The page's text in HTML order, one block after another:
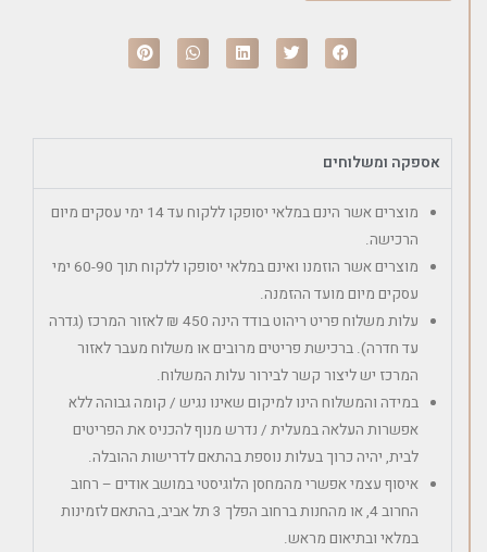
אספקה ומשלוחים
מוצרים אשר הינם במלאי יסופקו ללקוח עד 14 ימי עסקים מיום
הרכישה.
מוצרים אשר הוזמנו ואינם במלאי יסופקו ללקוח תוך 60-90 ימי
עסקים מיום מועד ההזמנה.
עלות משלוח פריט ריהוט בודד הינה 450 ₪ לאזור המרכז (גדרה
עד חדרה). ברכישת פריטים מרובים או משלוח מעבר לאזור
המרכז יש ליצור קשר לבירור עלות המשלוח.
במידה והמשלוח הינו למיקום שאינו נגיש / קומה גבוהה ללא
אפשרות העלאה במעלית / נדרש מנוף להכניס את הפריטים
לבית, יהיה כרוך בעלות נוספת בהתאם לדרישות ההובלה.
איסוף עצמי אפשרי מהמחסן הלוגיסטי במושב אודים – רחוב
החרוב 4, או מהחנות ברחוב הפלך 3 תל אביב, בהתאם לזמינות
במלאי ובתיאום מראש.